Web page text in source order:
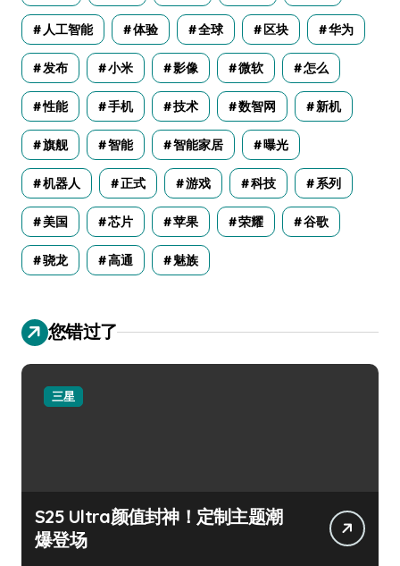
人工智能 体验 全球 区块 华为
发布 小米 影像 微软 怎么
性能 手机 技术 数智网 新机
旗舰 智能 智能家居 曝光
机器人 正式 游戏 科技 系列
美国 芯片 苹果 荣耀 谷歌
骁龙 高通 魅族
您错过了
三星
S25 Ultra颜值封神！定制主题潮
爆登场